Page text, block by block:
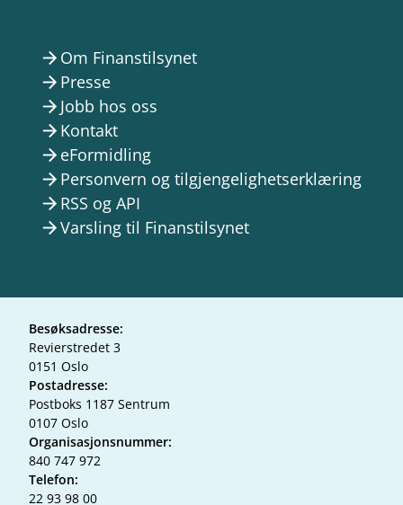
arrow_forward Om Finanstilsynet
arrow_forward Presse
arrow_forward Jobb hos oss
arrow_forward Kontakt
arrow_forward eFormidling
arrow_forward Personvern og tilgjengelighetserklæring
arrow_forward RSS og API
arrow_forwardVarsling til Finanstilsynet
Besøksadresse:
Revierstredet 3
0151 Oslo
Postadresse:
Postboks 1187 Sentrum
0107 Oslo
Organisasjonsnummer:
840 747 972
Telefon:
22 93 98 00